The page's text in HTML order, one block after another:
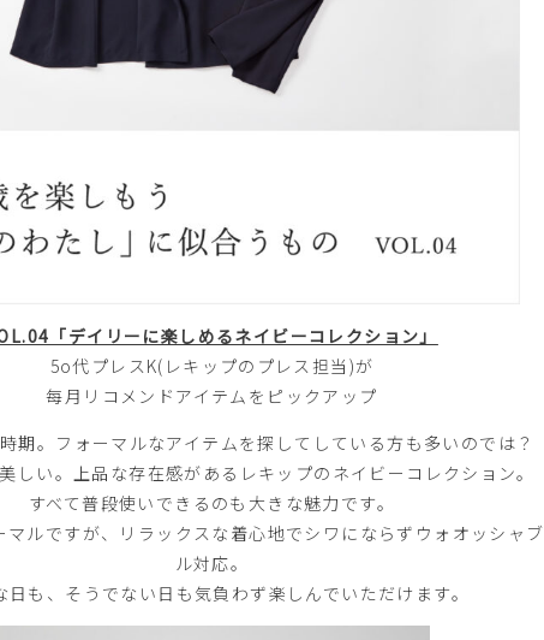
「デイリーに楽しめるネイビーコレクション」
5o代プレスK(レキップのプレス担当)が
每月リコメンドアイテムをピックアップ
期。フォーマルなアイテムを探してしている方も多いのでは？
しい。上品な存在感があるレキップのネイビーコレクション。
すべて普段使いできるのも大きな魅力です。
マルですが、リラックスな着心地でシワにならずウォオッシャブ
ル対応。
日も、そうでない日も気負わず楽しんでいただけます。